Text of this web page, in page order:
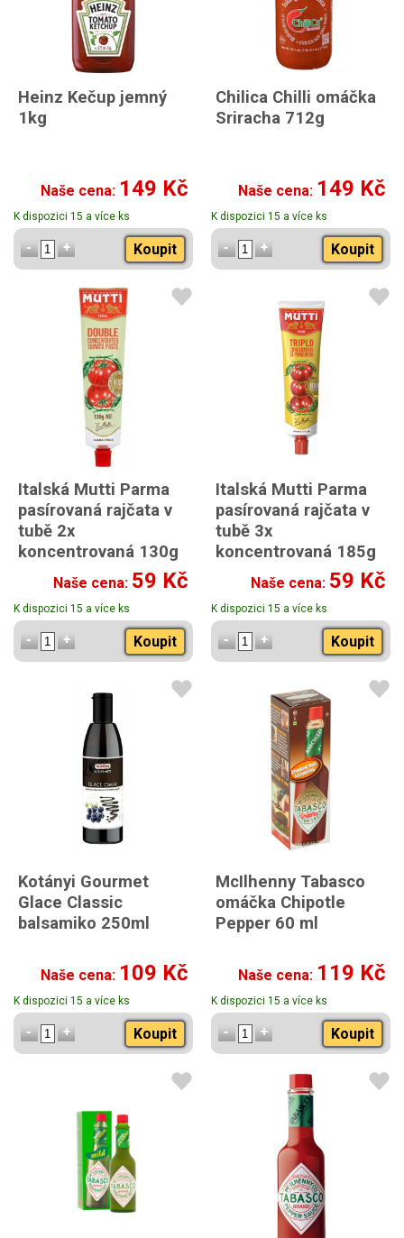
Heinz Kečup jemný
1kg
Naše cena: 149 Kč
K dispozici 15 a více ks
Koupit
Chilica Chilli omáčka
Sriracha 712g
Naše cena: 149 Kč
K dispozici 15 a více ks
Koupit
Italská Mutti Parma
pasírovaná rajčata v
tubě 2x
koncentrovaná 130g
Naše cena: 59 Kč
K dispozici 15 a více ks
Koupit
Italská Mutti Parma
pasírovaná rajčata v
tubě 3x
koncentrovaná 185g
Naše cena: 59 Kč
K dispozici 15 a více ks
Koupit
Kotányi Gourmet
Glace Classic
balsamiko 250ml
Naše cena: 109 Kč
K dispozici 15 a více ks
Koupit
McIlhenny Tabasco
omáčka Chipotle
Pepper 60 ml
Naše cena: 119 Kč
K dispozici 15 a více ks
Koupit